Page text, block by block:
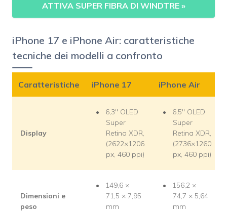
ATTIVA SUPER FIBRA DI WINDTRE »
iPhone 17 e iPhone Air: caratteristiche
tecniche dei modelli a confronto
Caratteristiche iPhone 17 iPhone Air
Display
6,3″ OLED
Super
Retina XDR,
(2622×1206
px, 460 ppi)
6,5″ OLED
Super
Retina XDR,
(2736×1260
px, 460 ppi)
Dimensioni e
peso
149,6 ×
71,5 × 7,95
mm
156,2 ×
74,7 × 5,64
mm